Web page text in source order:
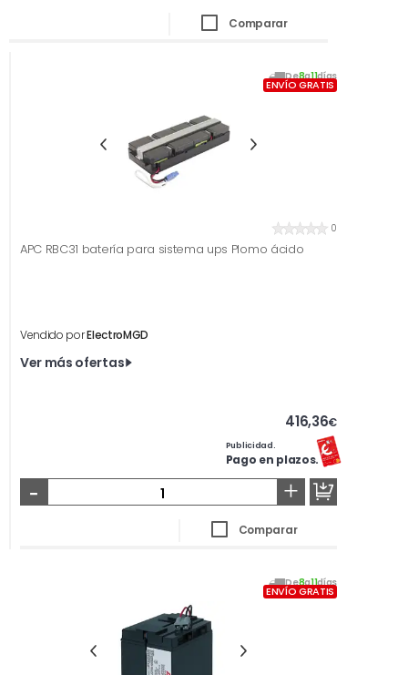
Comparar
De8a11días
ENVÍO GRATIS
0
APC RBC31 batería para sistema ups Plomo ácido
Vendido porElectroMGD
Ver más ofertas
416,36€
Publicidad.
Pago en plazos.
- +
Comparar
De8a11días
ENVÍO GRATIS